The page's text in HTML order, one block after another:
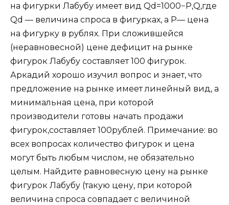
на фигурки Лабубу имеет вид Qd=1000−P,Q,где
Qd — величина спроса в фигурках, а P— цена
на фигурку в рублях. При сложившейся
(неравновесной) цене дефицит на рынке
фигурок Лабубу составляет 100 фигурок.
Аркадий хорошо изучил вопрос и знает, что
предложение на рынке имеет линейный вид, а
минимальная цена, при которой
производители готовы начать продажи
фигурок,составляет 100рублей. Примечание: во
всех вопросах количество фигурок и цена
могут быть любым числом, не обязательно
целым. Найдите равновесную цену на рынке
фигурок Лабубу (такую цену, при которой
величина спроса совпадает с величиной